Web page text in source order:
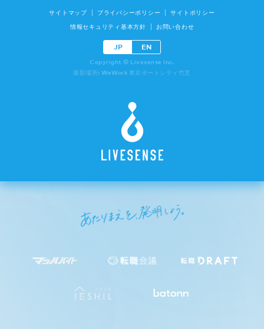
サイトマップ プライバシーポリシー サイトポリシー
情報セキュリティ基本方針 お問い合わせ
JP EN
Copyright © Livesense Inc.
撮影場所: WeWork 東京ポートシティ竹芝